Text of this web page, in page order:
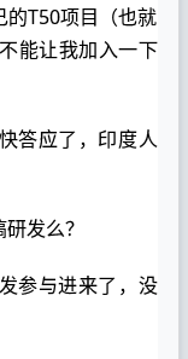
T50项目（也就
能让我加入一下
答应了，印度人
发么？
参与进来了，没